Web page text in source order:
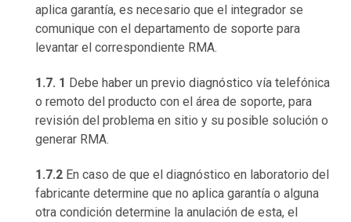
aplica garantía, es necesario que el integrador se
comunique con el departamento de soporte para
levantar el correspondiente RMA.
1.7. 1 Debe haber un previo diagnóstico vía telefónica
o remoto del producto con el área de soporte, para
revisión del problema en sitio y su posible solución o
generar RMA.
1.7.2 En caso de que el diagnóstico en laboratorio del
fabricante determine que no aplica garantía o alguna
otra condición determine la anulación de esta, el